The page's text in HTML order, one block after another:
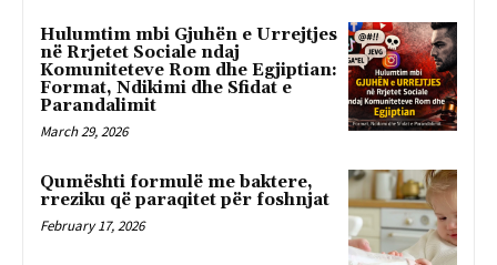
Hulumtim mbi Gjuhën e Urrejtjes
në Rrjetet Sociale ndaj
Komuniteteve Rom dhe Egjiptian:
Format, Ndikimi dhe Sfidat e
Parandalimit
March 29, 2026
Qumështi formulë me baktere,
rreziku që paraqitet për foshnjat
February 17, 2026